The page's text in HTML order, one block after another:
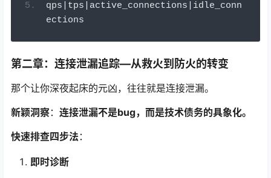
qps
tps active_connections
idle_conn
ections
第二章：连接泄漏追踪—从救火到防火的转变
那个让你深夜起床的元凶，往往就是连接泄漏。
新颖洞察： 连接泄漏不是bug，而是技术债务的具象化。
快速排查四步法 ：
即时诊断